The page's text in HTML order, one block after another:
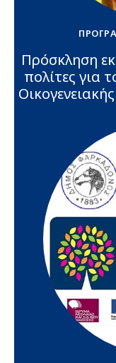
Πρόσκληση
πολίτες για